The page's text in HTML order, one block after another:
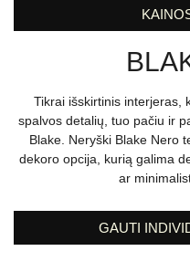
Tikrai išskirtinis interjeras,
spalvos detalių, tuo pačiu ir
Blake. Neryški Blake Nero
dekoro opcija, kurią galima
ar
GAUTI